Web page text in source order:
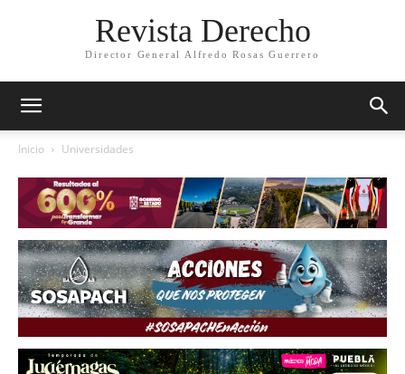
Revista Derecho
Director General Alfredo Rosas Guerrero
Inicio Universidades